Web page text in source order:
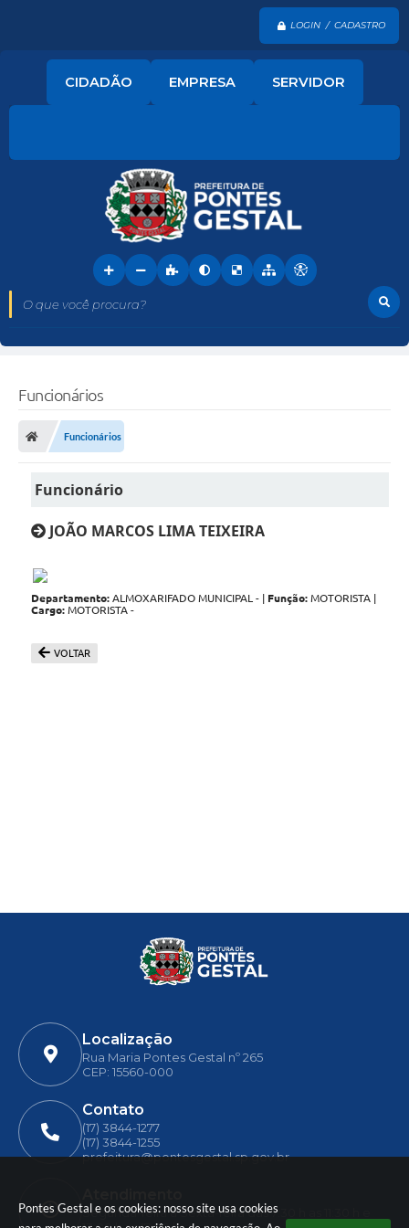
Pontes Gestal e os cookies: nosso site usa cookies
LOGIN / CADASTRO
O que você procura?
CIDADÃO EMPRESA SERVIDOR
Funcionários
Funcionários
Funcionário
JOÃO MARCOS LIMA TEIXEIRA
Departamento: ALMOXARIFADO MUNICIPAL - | Função: MOTORISTA |
Cargo: MOTORISTA -
VOLTAR
Localização
Rua Maria Pontes Gestal nº 265
CEP: 15560-000
Contato
(17) 3844-1277
(17) 3844-1255
prefeitura@pontesgestal.sp.gov.br
Segunda-feira a Sexta-feira das 7:30 h as 11:30 h e